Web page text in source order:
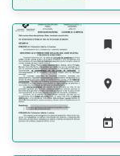



